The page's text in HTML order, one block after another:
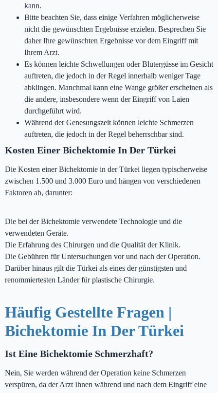
kann.
Bitte beachten Sie, dass einige Verfahren möglicherweise
nicht die gewünschten Ergebnisse erzielen. Besprechen Sie
daher Ihre gewünschten Ergebnisse vor dem Eingriff mit
Ihrem Arzt.
Es können leichte Schwellungen oder Blutergüsse im Gesicht
auftreten, die jedoch in der Regel innerhalb weniger Tage
abklingen. Manchmal kann eine Wange größer erscheinen als
die andere, insbesondere wenn der Eingriff von Laien
durchgeführt wird.
Während der Genesungszeit können leichte Schmerzen
auftreten, die jedoch in der Regel beherrschbar sind.
Kosten Einer Bichektomie In Der Türkei
Die Kosten einer Bichektomie in der Türkei liegen typischerweise
zwischen 1.500 und 3.000 Euro und hängen von verschiedenen
Faktoren ab, darunter:
Die bei der Bichektomie verwendete Technologie und die
verwendeten Geräte.
Die Erfahrung des Chirurgen und die Qualität der Klinik.
Die Gebühren für Untersuchungen vor und nach der Operation.
Darüber hinaus gilt die Türkei als eines der günstigsten und
renommiertesten Länder für plastische Chirurgie.
Häufig Gestellte Fragen |
Bichektomie In Der Türkei
Ist Eine Bichektomie Schmerzhaft?
Nein, Sie werden während der Operation keine Schmerzen
verspüren, da der Arzt Ihnen während und nach dem Eingriff eine